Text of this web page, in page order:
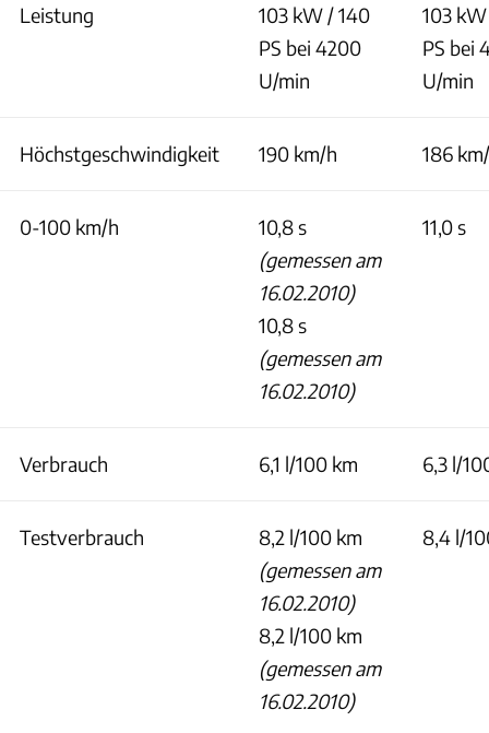
Leistung
103 kW / 140
PS bei 4200
U/min
103
PS bei
U/min
Höchstgeschwindigkeit 190 km/h 186
0-100 km/h
10,8 s
(gemessen am
16.02.2010)
10,8 s
(gemessen am
16.02.2010)
11,0 s
Verbrauch 6,1 l/100 km 6,3 l/
Testverbrauch
8,2 l/100 km
(gemessen am
16.02.2010)
8,2 l/100 km
(gemessen am
16.02.2010)
8,4 l/